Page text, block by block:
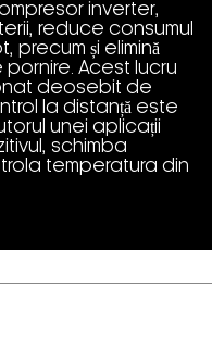
inverter,
reduce consumul
precum și elimină
Acest lucru
deosebit de
la distanță este
unei aplicații
schimba
temperatura din